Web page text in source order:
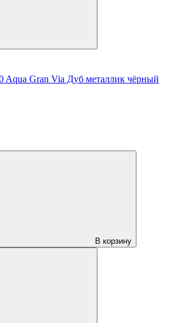
Aqua Gran Via Дуб металлик чёрный
В корзину